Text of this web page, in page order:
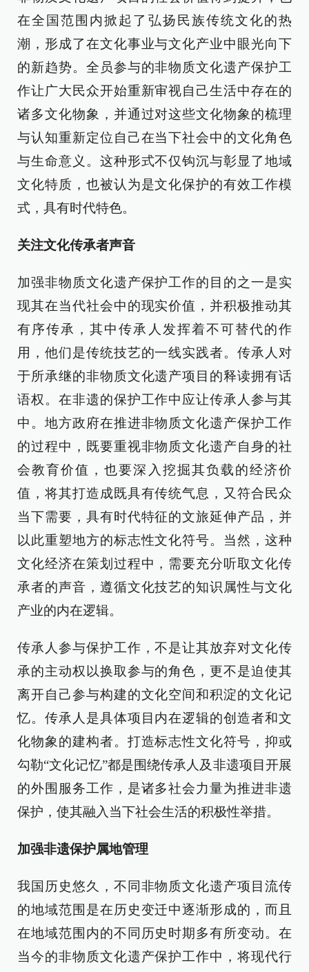
在全国范围内掀起了弘扬民族传统文化的热
潮，形成了在文化事业与文化产业中眼光向下
的新趋势。全员参与的非物质文化遗产保护工
作让广大民众开始重新审视自己生活中存在的
诸多文化物象，并通过对这些文化物象的梳理
与认知重新定位自己在当下社会中的文化角色
与生命意义。这种形式不仅钩沉与彰显了地域
文化特质，也被认为是文化保护的有效工作模
式，具有时代特色。
关注文化传承者声音
加强非物质文化遗产保护工作的目的之一是实
现其在当代社会中的现实价值，并积极推动其
有序传承，其中传承人发挥着不可替代的作
用，他们是传统技艺的一线实践者。传承人对
于所承继的非物质文化遗产项目的释读拥有话
语权。在非遗的保护工作中应让传承人参与其
中。地方政府在推进非物质文化遗产保护工作
的过程中，既要重视非物质文化遗产自身的社
会教育价值，也要深入挖掘其负载的经济价
值，将其打造成既具有传统气息，又符合民众
当下需要，具有时代特征的文旅延伸产品，并
以此重塑地方的标志性文化符号。当然，这种
文化经济在策划过程中，需要充分听取文化传
承者的声音，遵循文化技艺的知识属性与文化
产业的内在逻辑。
传承人参与保护工作，不是让其放弃对文化传
承的主动权以换取参与的角色，更不是迫使其
离开自己参与构建的文化空间和积淀的文化记
忆。传承人是具体项目内在逻辑的创造者和文
化物象的建构者。打造标志性文化符号，抑或
勾勒“文化记忆”都是围绕传承人及非遗项目开展
的外围服务工作，是诸多社会力量为推进非遗
保护，使其融入当下社会生活的积极性举措。
加强非遗保护属地管理
我国历史悠久，不同非物质文化遗产项目流传
的地域范围是在历史变迁中逐渐形成的，而且
在地域范围内的不同历史时期多有所变动。在
当今的非物质文化遗产保护工作中，将现代行